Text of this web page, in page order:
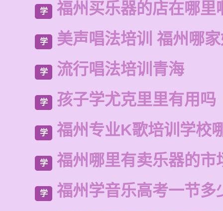
学 福州买乐器的店在哪里
学 美声唱法培训 福州哪
学 流行唱法培训青海
学 孩子学尤克里里有用吗
学 福州专业K歌培训学校
学 福州哪里有卖乐器的市
学 福州学音乐高考一节多